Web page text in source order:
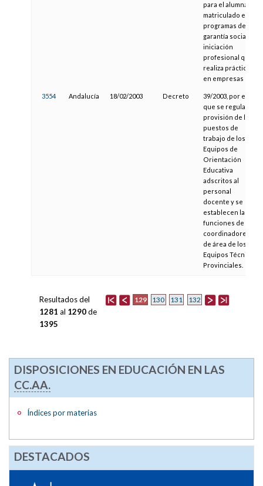
para el alumnado
matriculado en
programas de
garantía social de
iniciación
profesional que
realiza prácticas
en empresas
3554 Andalucía 18/02/2003 Decreto
39/2003, por el
que se regula la
provisión de los
puestos de
trabajo de los
Equipos de
Orientación
Educativa
adscritos al
personal
docente y se
establecen las
funciones de los
coordinadores
de área de los
Equipos Técnicos
Provinciales.
129 130 131 132
Resultados del
1281 al 1290de
1395
DISPOSICIONES EN EDUCACIÓN EN LAS
CC.AA.
Índices por materias
DESTACADOS